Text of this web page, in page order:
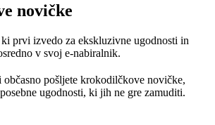
novičke
ki prvi izvedo za ekskluzivne ugodnosti in
v svoj e-nabiralnik.
občasno pošljete krokodilčkove novičke,
ugodnosti, ki jih ne gre zamuditi.